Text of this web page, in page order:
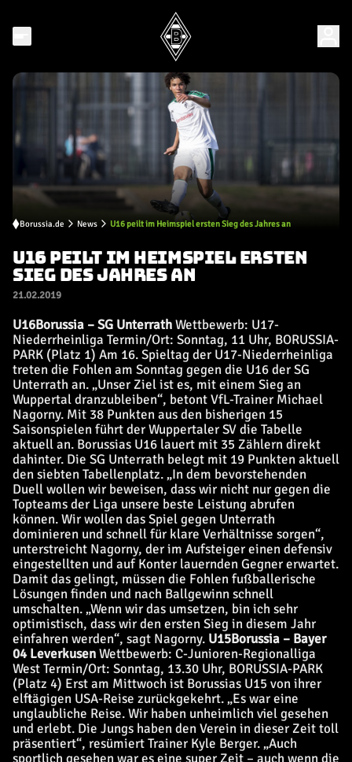
Borussia.de News U16 peilt im Heimspiel ersten Sieg des Jahres an
U16 PEILT IM HEIMSPIEL ERSTEN
SIEG DES JAHRES AN
21.02.2019
U16Borussia – SG UnterrathWettbewerb: U17-
Niederrheinliga Termin/Ort: Sonntag, 11 Uhr, BORUSSIA-
PARK (Platz 1) Am 16. Spieltag der U17-Niederrheinliga
treten die Fohlen am Sonntag gegen die U16 der SG
Unterrath an. „Unser Ziel ist es, mit einem Sieg an
Wuppertal dranzubleiben“, betont VfL-Trainer Michael
Nagorny. Mit 38 Punkten aus den bisherigen 15
Saisonspielen führt der Wuppertaler SV die Tabelle
aktuell an. Borussias U16 lauert mit 35 Zählern direkt
dahinter. Die SG Unterrath belegt mit 19 Punkten aktuell
den siebten Tabellenplatz. „In dem bevorstehenden
Duell wollen wir beweisen, dass wir nicht nur gegen die
Topteams der Liga unsere beste Leistung abrufen
können. Wir wollen das Spiel gegen Unterrath
dominieren und schnell für klare Verhältnisse sorgen“,
unterstreicht Nagorny, der im Aufsteiger einen defensiv
eingestellten und auf Konter lauernden Gegner erwartet.
Damit das gelingt, müssen die Fohlen fußballerische
Lösungen finden und nach Ballgewinn schnell
umschalten. „Wenn wir das umsetzen, bin ich sehr
optimistisch, dass wir den ersten Sieg in diesem Jahr
einfahren werden“, sagt Nagorny. U15Borussia – Bayer
04 LeverkusenWettbewerb: C-Junioren-Regionalliga
West Termin/Ort: Sonntag, 13.30 Uhr, BORUSSIA-PARK
(Platz 4) Erst am Mittwoch ist Borussias U15 von ihrer
elftägigen USA-Reise zurückgekehrt. „Es war eine
unglaubliche Reise. Wir haben unheimlich viel gesehen
und erlebt. Die Jungs haben den Verein in dieser Zeit toll
präsentiert“, resümiert Trainer Kyle Berger. „Auch
sportlich gesehen war es eine super Zeit – auch wenn die